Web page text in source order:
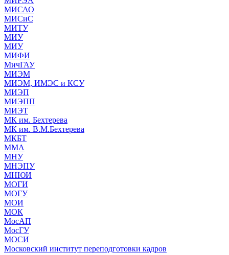
МИСАО
МИСиС
МИТУ
МИУ
МИУ
МИФИ
МичГАУ
МИЭМ
МИЭМ, ИМЭС и КСУ
МИЭП
МИЭПП
МИЭТ
МК им. Бехтерева
МК им. В.М.Бехтерева
МКБТ
ММА
МНУ
МНЭПУ
МНЮИ
МОГИ
МОГУ
МОИ
МОК
МосАП
МосГУ
МОСИ
Московский институт переподготовки кадров